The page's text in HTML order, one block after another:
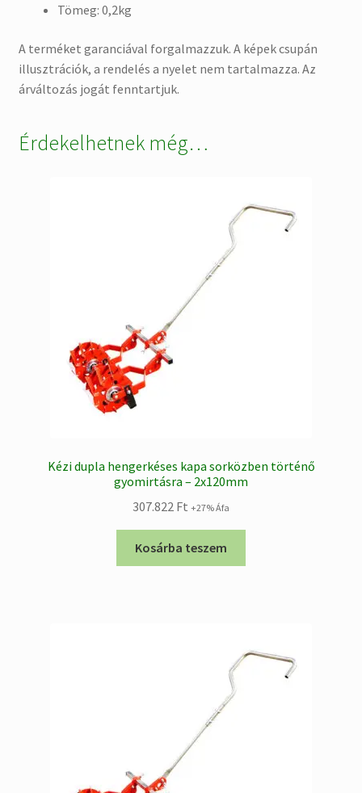
Tömeg: 0,2kg
A terméket garanciával forgalmazzuk. A képek csupán
illusztrációk, a rendelés a nyelet nem tartalmazza. Az
árváltozás jogát fenntartjuk.
Érdekelhetnek még…
Kézi dupla hengerkéses kapa sorközben történő
gyomirtásra – 2x120mm
307.822 Ft +27% Áfa
Kosárba teszem